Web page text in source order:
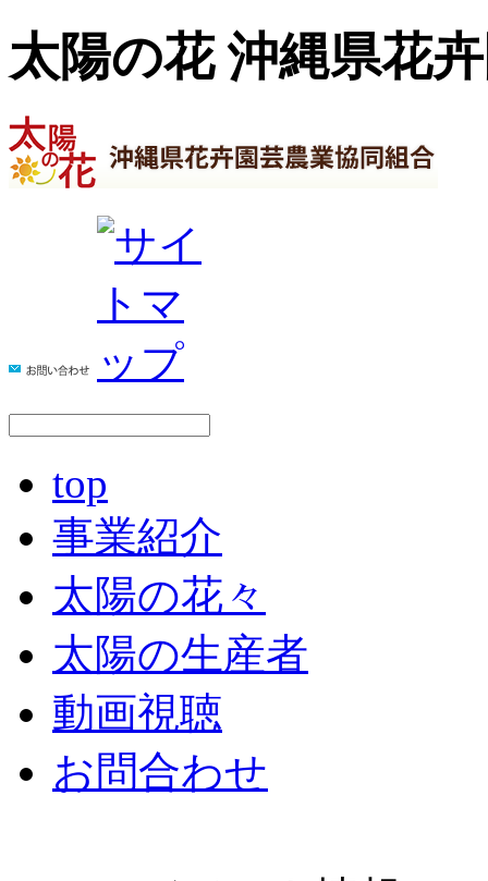
太陽の花 沖縄県花
top
事業紹介
太陽の花々
太陽の生産者
動画視聴
お問合わせ